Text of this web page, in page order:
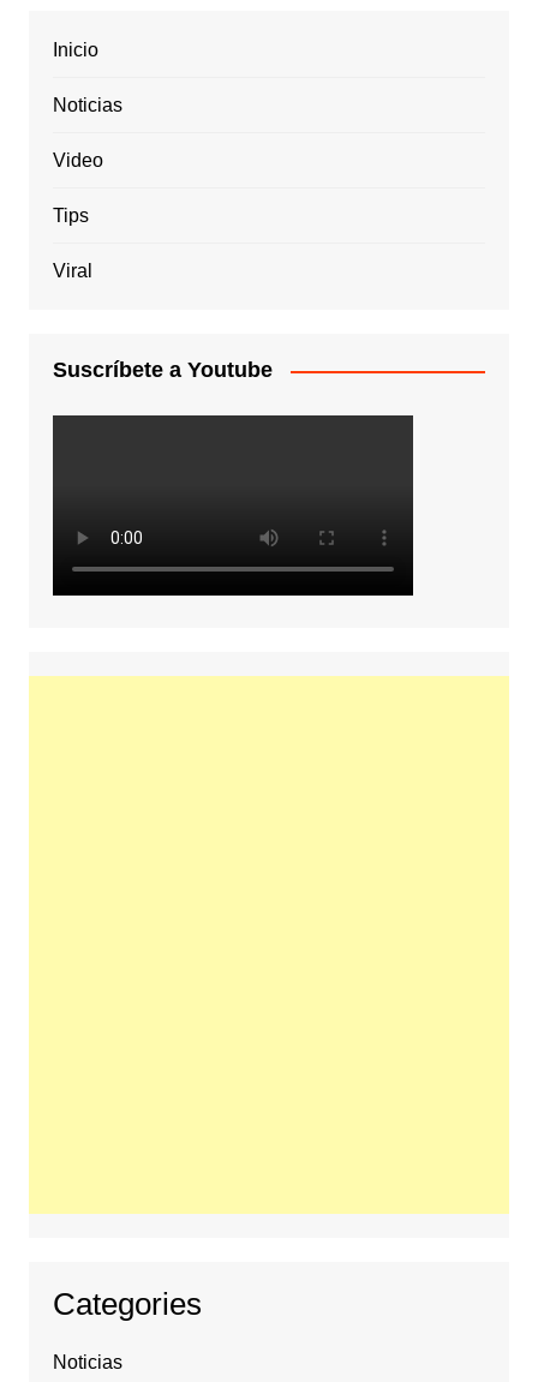
Inicio
Noticias
Video
Tips
Viral
Suscríbete a Youtube
Categories
Noticias